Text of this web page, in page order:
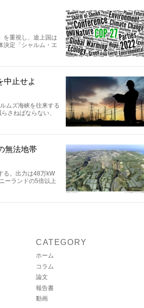
を重視し、途上国は
決定「シャルム・エ
中止せよ
ムズ海峡を往来する
さねばならない、
無法地帯
る。出力は48万kW
ーランドの5倍以上
CATEGORY
ホーム
コラム
論文
報告書
動画